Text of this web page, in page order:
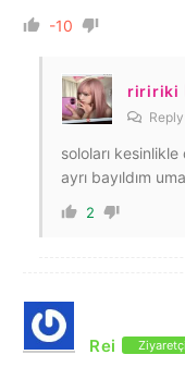
-10
riririki
soloları
ayrı bayıldım
2
Rei Ziyaretçi